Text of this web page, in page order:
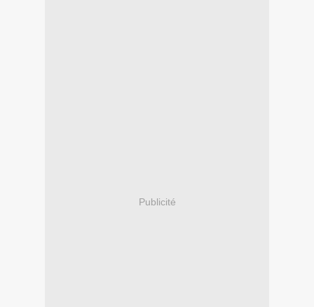
Publicité